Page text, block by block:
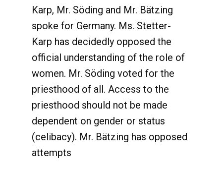
Karp, Mr. Söding and Mr. Bätzing
spoke for Germany. Ms. Stetter-
Karp has decidedly opposed the
official understanding of the role of
women. Mr. Söding voted for the
priesthood of all. Access to the
priesthood should not be made
dependent on gender or status
(celibacy). Mr. Bätzing has opposed
attempts